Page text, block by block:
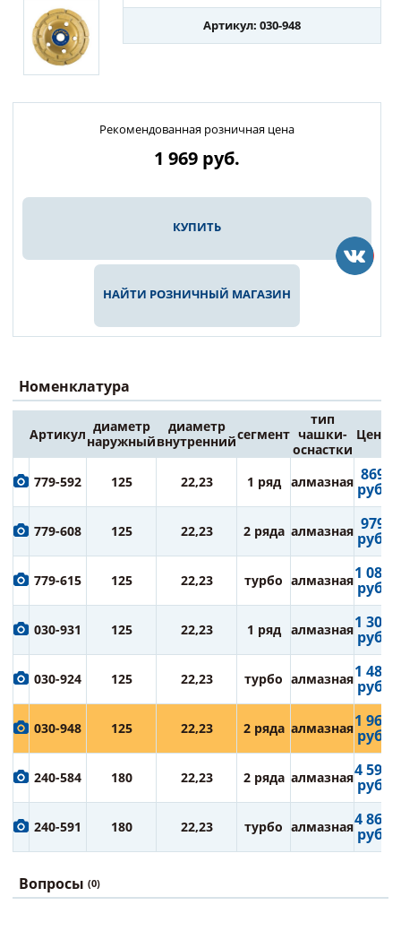
Артикул: 030-948
Рекомендованная розничная цена
1 969 руб.
КУПИТЬ
НАЙТИ РОЗНИЧНЫЙ МАГАЗИН
Номенклатура
Артикул диаметр
наружный
диаметр
внутреннийсегмент
тип
чашки-
оснастки
Цена
779-592 125 22,23 1 ряд алмазная 869
руб.
779-608 125 22,23 2 ряда алмазная 979
руб.
779-615 125 22,23 турбо алмазная1 089
руб.
030-931 125 22,23 1 ряд алмазная1 309
руб.
030-924 125 22,23 турбо алмазная1 485
руб.
030-948 125 22,23 2 ряда алмазная1 969
руб.
240-584 180 22,23 2 ряда алмазная4 598
руб.
240-591 180 22,23 турбо алмазная4 862
руб.
Вопросы (0)